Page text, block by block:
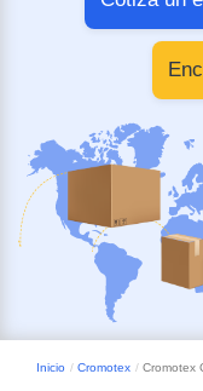
Inicio Cromotex Cromotex